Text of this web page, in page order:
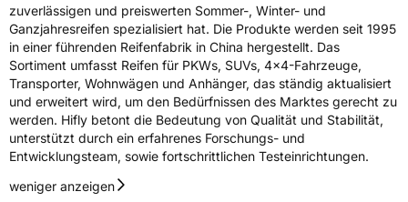
Rollgeräusch (dB)71
FahrzeugklasseC1
3PMSF / Schneeflockensymbol / Alpine-Symbol Ja
EPREL ID836138
Allgemeine Produktsicherheit (GPSR)
zuverlässigen und preiswerten Sommer-, Winter- und
Ganzjahresreifen spezialisiert hat. Die Produkte werden seit 1995
in einer führenden Reifenfabrik in China hergestellt. Das
Sortiment umfasst Reifen für PKWs, SUVs, 4x4-Fahrzeuge,
Transporter, Wohnwägen und Anhänger, das ständig aktualisiert
und erweitert wird, um den Bedürfnissen des Marktes gerecht zu
werden. Hifly betont die Bedeutung von Qualität und Stabilität,
unterstützt durch ein erfahrenes Forschungs- und
Entwicklungsteam, sowie fortschrittlichen Testeinrichtungen.
weniger anzeigen